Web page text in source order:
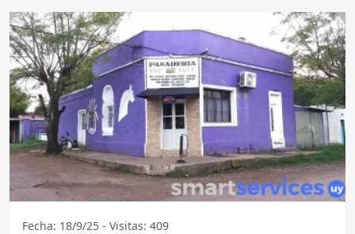
Fecha: 18/9/25 - Visitas: 409